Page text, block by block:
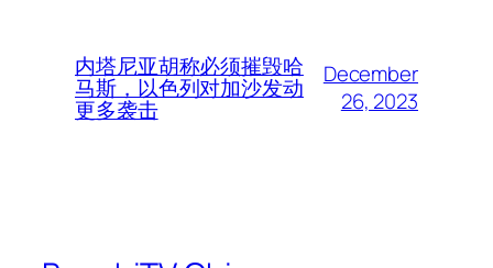
内塔尼亚胡称必须摧毁哈
马斯，以色列对加沙发动
更多袭击
December
26, 2023